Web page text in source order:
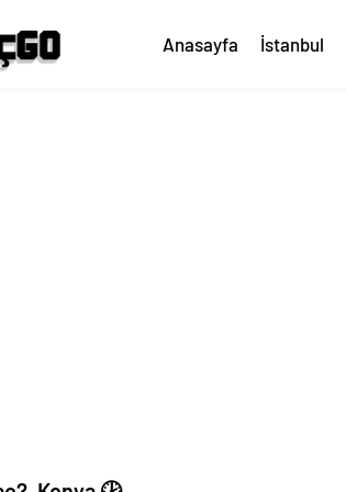
Anasayfa İstanbul